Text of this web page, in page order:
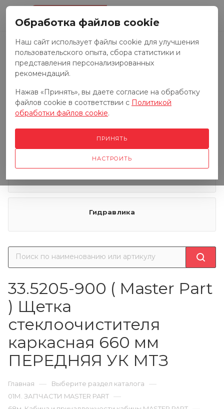
Запчасти к тракторам
Запчасти к грузовым автомобилям
Гидравлика
33.5205-900 ( Master Part
) Щетка
стеклоочистителя
каркасная 660 мм
ПЕРЕДНЯЯ УК МТЗ
Главная — Выберите раздел каталога —
01М. ЗАПЧАСТИ MASTER PART —
Обработка файлов cookie
Наш сайт использует файлы cookie для улучшения
пользовательского опыта, сбора статистики и
представления персонализированных
рекомендаций.
Нажав «Принять», вы даете согласие на обработку
файлов cookie в соответствии с Политикой
обработки файлов cookie.
НАСТРОИТЬ
ПРИНЯТЬ